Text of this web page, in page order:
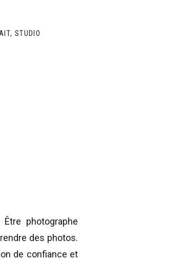
photographe
des photos.
de confiance et
à chacun de
, STUDIO